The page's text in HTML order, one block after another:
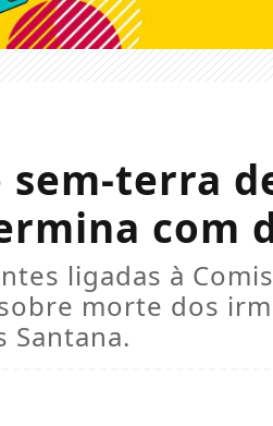
sem-terra
com
ligadas à
morte dos
Santana.